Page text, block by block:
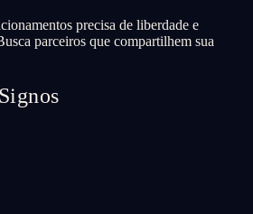
precisa de liberdade e
parceiros que compartilhem sua